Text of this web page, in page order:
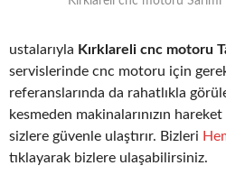
ustalarıyla Kırklareli cnc motoru
servislerinde cnc motoru için
referanslarında da rahatlıkla
kesmeden makinalarınızın
sizlere güvenle ulaştırır. Bizleri
tıklayarak bizlere ulaşabilirsiniz.